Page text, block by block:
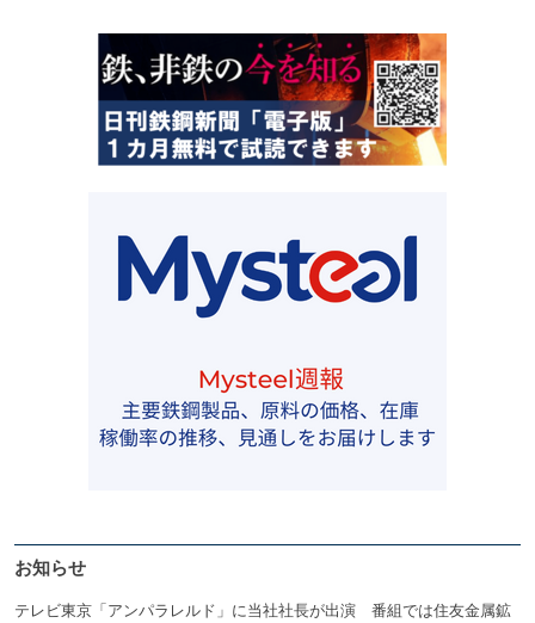
お知らせ
テレビ東京「アンパラレルド」に当社社長が出演 番組では住友金属鉱